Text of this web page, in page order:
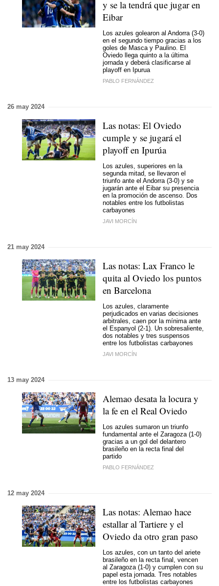
y se la tendrá que jugar en
Eibar
Los azules golearon al Andorra (3-0)
en el segundo tiempo gracias a los
goles de Masca y Paulino. El
Oviedo llega quinto a la última
jornada y deberá clasificarse al
playoff en Ipurua
PABLO FERNÁNDEZ
26 may 2024
Las notas: El Oviedo
cumple y se jugará el
playoff en Ipurúa
Los azules, superiores en la
segunda mitad, se llevaron el
triunfo ante el Andorra (3-0) y se
jugarán ante el Eibar su presencia
en la promoción de ascenso. Dos
notables entre los futbolistas
carbayones
JAVI MORCÍN
21 may 2024
Las notas: Lax Franco le
quita al Oviedo los puntos
en Barcelona
Los azules, claramente
perjudicados en varias decisiones
arbitrales, caen por la mínima ante
el Espanyol (2-1). Un sobresaliente,
dos notables y tres suspensos
entre los futbolistas carbayones
JAVI MORCÍN
13 may 2024
Alemao desata la locura y
la fe en el Real Oviedo
Los azules sumaron un triunfo
fundamental ante el Zaragoza (1-0)
gracias a un gol del delantero
brasileño en la recta final del
partido
PABLO FERNÁNDEZ
12 may 2024
Las notas: Alemao hace
estallar al Tartiere y el
Oviedo da otro gran paso
Los azules, con un tanto del ariete
brasileño en la recta final, vencen
al Zaragoza (1-0) y cumplen con su
papel esta jornada. Tres notables
entre los futbolistas carbayones